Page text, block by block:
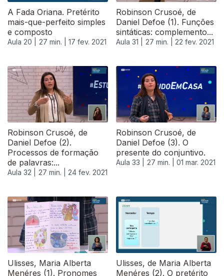
A Fada Oriana. Pretérito
mais-que-perfeito simples
e composto
Aula 20 | 27 min. | 17 fev. 2021
Robinson Crusoé, de
Daniel Defoe (1). Funções
sintáticas: complemento...
Aula 31 | 27 min. | 22 fev. 2021
Robinson Crusoé, de
Daniel Defoe (2).
Processos de formação
de palavras:...
Aula 32 | 27 min. | 24 fev. 2021
Robinson Crusoé, de
Daniel Defoe (3). O
presente do conjuntivo.
Aula 33 | 27 min. | 01 mar. 2021
Ulisses, Maria Alberta
Menéres (1). Pronomes
Ulisses, de Maria Alberta
Menéres (2). O pretérito
529115